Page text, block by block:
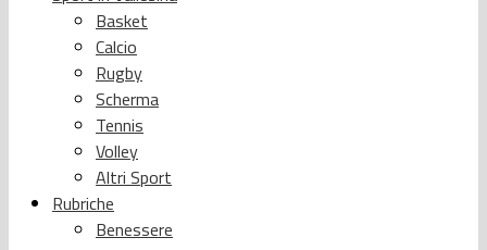
Basket
Calcio
Rugby
Scherma
Tennis
Volley
Altri Sport
Rubriche
Benessere